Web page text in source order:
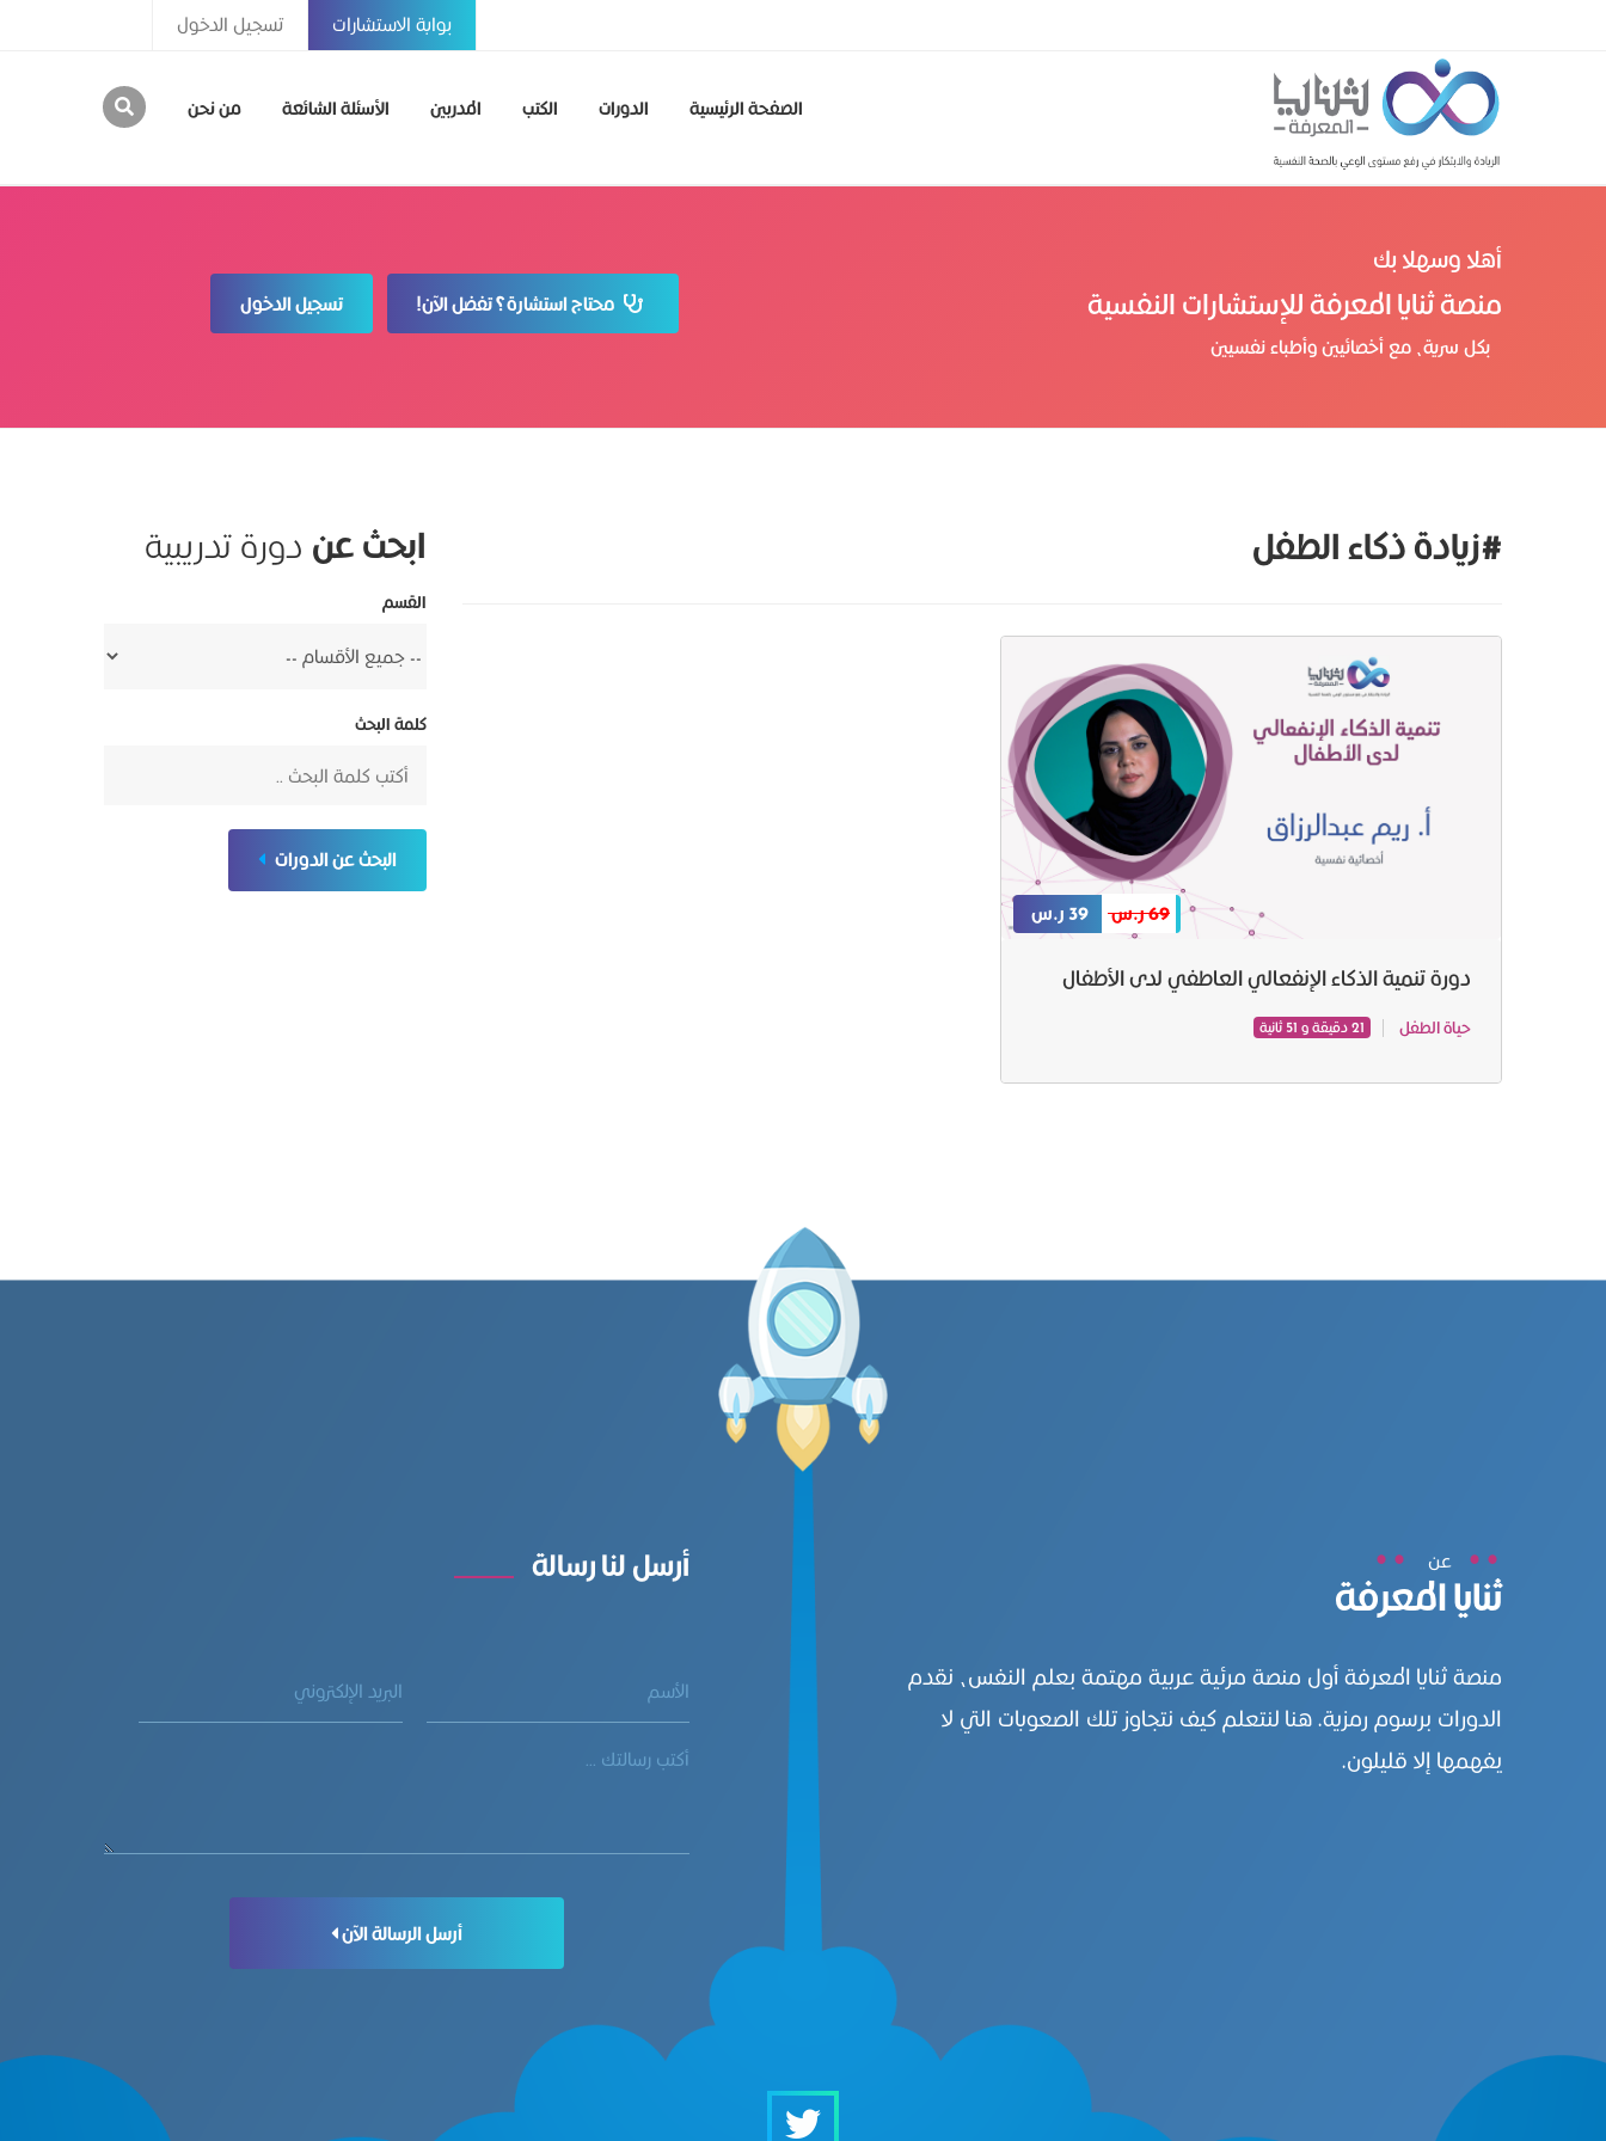
تسجيل الدخول بوابة الاستشارات
الصفحة الرئيسية الدورات الكتب المدربين الأسئلة الشائعة من نحن
أهلا وسهلا بك
منصة ثنايا المعرفة للإستشارات النفسية
بكل سرية، مع أخصائيين وأطباء نفسيين
محتاج استشارة؟ تفضل الآن! تسجيل الدخول
#زيادة ذكاء الطفل
69 ر.س 39 ر.س
دورة تنمية الذكاء الإنفعالي العاطفي لدى الأطفال
حياة الطفل 21 دقيقة و 51 ثانية
ابحث عن دورة تدريبية
القسم
كلمة البحث
البحث عن الدورات
عن
ثنايا المعرفة
منصة ثنايا المعرفة أول منصة مرئية عربية مهتمة بعلم النفس، نقدم
الدورات برسوم رمزية. هنا لنتعلم كيف نتجاوز تلك الصعوبات التي لا
يفهمها إلا قليلون.
أرسل لنا رسالة
أرسل الرسالة الآن